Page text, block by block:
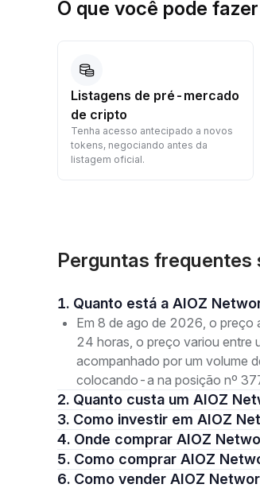
O que você pode
Listagens de pré-mercado
de cripto
Tenha acesso antecipado a novos
tokens, negociando antes da
listagem oficial.
Perguntas frequentes
1. Quanto está a AIOZ
Em 8 de ago de 2026, o
24 horas, o preço variou
acompanhado por um volume
colocando-a na posição nº
2. Quanto custa um AIOZ
3. Como investir em AIOZ
4. Onde comprar AIOZ
5. Como comprar AIOZ
6. Como vender AIOZ